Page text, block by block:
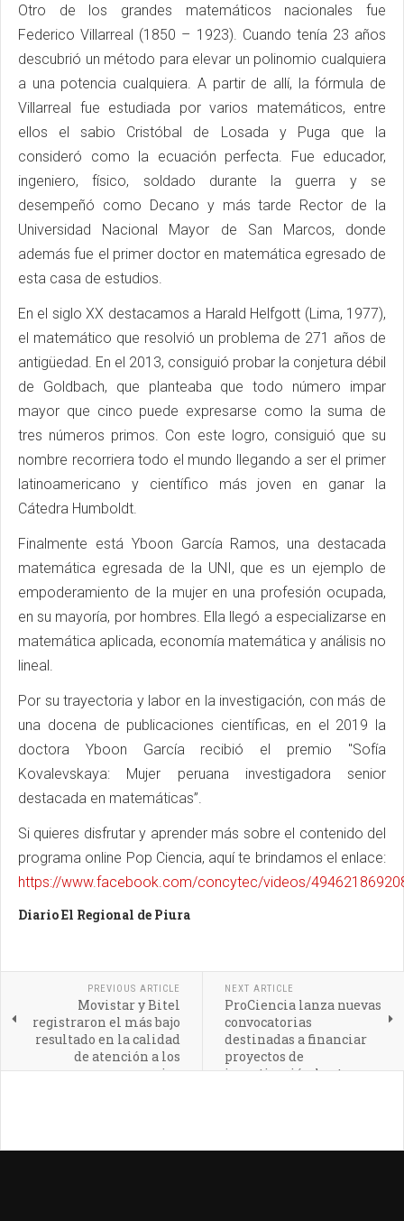
Otro de los grandes matemáticos nacionales fue
Federico Villarreal (1850 – 1923). Cuando tenía 23 años
descubrió un método para elevar un polinomio cualquiera
a una potencia cualquiera. A partir de allí, la fórmula de
Villarreal fue estudiada por varios matemáticos, entre
ellos el sabio Cristóbal de Losada y Puga que la
consideró como la ecuación perfecta. Fue educador,
ingeniero, físico, soldado durante la guerra y se
desempeñó como Decano y más tarde Rector de la
Universidad Nacional Mayor de San Marcos, donde
además fue el primer doctor en matemática egresado de
esta casa de estudios.
En el siglo XX destacamos a Harald Helfgott (Lima, 1977),
el matemático que resolvió un problema de 271 años de
antigüedad. En el 2013, consiguió probar la conjetura débil
de Goldbach, que planteaba que todo número impar
mayor que cinco puede expresarse como la suma de
tres números primos. Con este logro, consiguió que su
nombre recorriera todo el mundo llegando a ser el primer
latinoamericano y científico más joven en ganar la
Cátedra Humboldt.
Finalmente está Yboon García Ramos, una destacada
matemática egresada de la UNI, que es un ejemplo de
empoderamiento de la mujer en una profesión ocupada,
en su mayoría, por hombres. Ella llegó a especializarse en
matemática aplicada, economía matemática y análisis no
lineal.
Por su trayectoria y labor en la investigación, con más de
una docena de publicaciones científicas, en el 2019 la
doctora Yboon García recibió el premio "Sofía
Kovalevskaya: Mujer peruana investigadora senior
destacada en matemáticas”.
Si quieres disfrutar y aprender más sobre el contenido del
programa online Pop Ciencia, aquí te brindamos el enlace:
https://www.facebook.com/concytec/videos/
Diario El Regional de Piura
PREVIOUS ARTICLE
Movistar y Bitel
registraron el más bajo
resultado en la calidad
de atención a los
usuarios
NEXT ARTICLE
ProCiencia lanza nuevas
convocatorias
destinadas a financiar
proyectos de
investigación hasta con